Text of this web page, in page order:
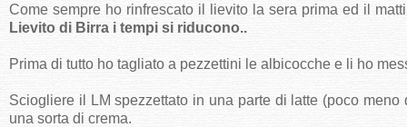
Come sempre ho rinfrescato il lievito la sera prima ed il
Lievito di Birra i tempi si riducono..
Prima di tutto ho tagliato a pezzettini le albicocche e li ho
Sciogliere il LM spezzettato in una parte di latte (poco
una sorta di crema.